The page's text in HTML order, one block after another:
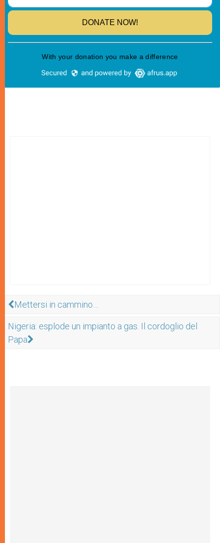
Mettersi in cammino…
Nigeria: esplode un impianto a gas. Il cordoglio del
Papa